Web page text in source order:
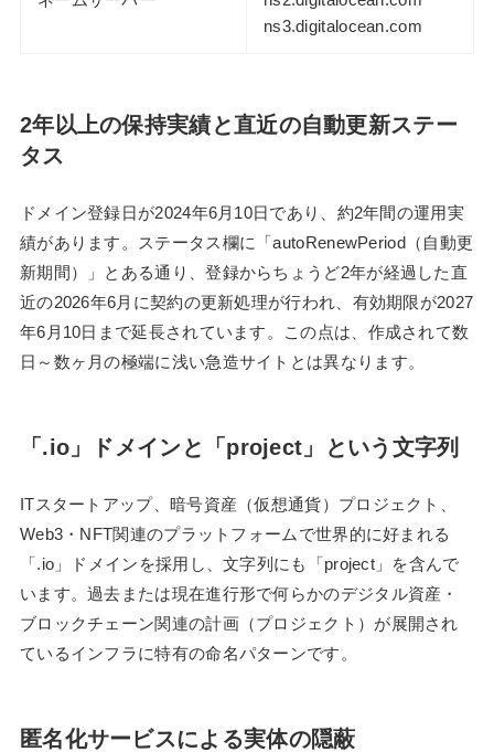
ns3.digitalocean.com
2年以上の保持実績と直近の自動更新ステー
タス
ドメイン登録日が2024年6月10日であり、約2年間の運用実
績があります。ステータス欄に「autoRenewPeriod（自動更
新期間）」とある通り、登録からちょうど2年が経過した直
近の2026年6月に契約の更新処理が行われ、有効期限が2027
年6月10日まで延長されています。この点は、作成されて数
日～数ヶ月の極端に浅い急造サイトとは異なります。
「.io」ドメインと「project」という文字列
ITスタートアップ、暗号資産（仮想通貨）プロジェクト、
Web3・NFT関連のプラットフォームで世界的に好まれる
「.io」ドメインを採用し、文字列にも「project」を含んで
います。過去または現在進行形で何らかのデジタル資産・
ブロックチェーン関連の計画（プロジェクト）が展開され
ているインフラに特有の命名パターンです。
匿名化サービスによる実体の隠蔽